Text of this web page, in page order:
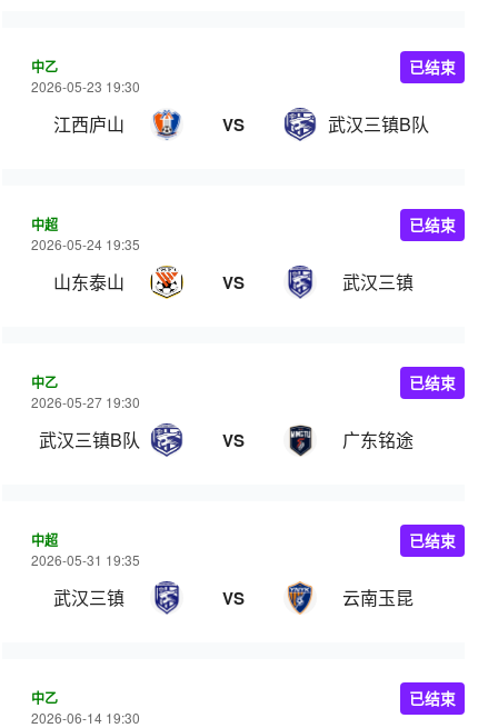
中乙
2026-05-23 19:30
江西庐山 VS 武汉三镇B队
已结束
中超
2026-05-24 19:35
山东泰山 VS 武汉三镇
已结束
中乙
2026-05-27 19:30
武汉三镇B队 VS 广东铭途
已结束
中超
2026-05-31 19:35
武汉三镇 VS 云南玉昆
已结束
中乙
2026-06-14 19:30
已结束